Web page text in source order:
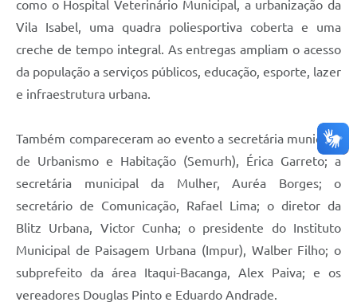
como o Hospital Veterinário Municipal, a urbanização da
Vila Isabel, uma quadra poliesportiva coberta e uma
creche de tempo integral. As entregas ampliam o acesso
da população a serviços públicos, educação, esporte, lazer
e infraestrutura urbana.
Também compareceram ao evento a secretária municipal
de Urbanismo e Habitação (Semurh), Érica Garreto; a
secretária municipal da Mulher, Auréa Borges; o
secretário de Comunicação, Rafael Lima; o diretor da
Blitz Urbana, Victor Cunha; o presidente do Instituto
Municipal de Paisagem Urbana (Impur), Walber Filho; o
subprefeito da área Itaqui-Bacanga, Alex Paiva; e os
vereadores Douglas Pinto e Eduardo Andrade.